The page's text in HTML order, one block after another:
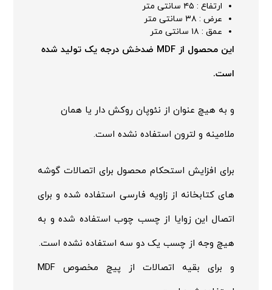
ارتفاع : ۴۵ سانتی متر
عرض : ۳۸ سانتی متر
عمق : ۱۸ سانتی متر
این محصول از MDF ضدخش درجه یک تولید شده
است.
و به هیچ عنوان از نئوپان روکش دار یا همان
ملامینه و لترون استفاده نشده است.
برای افزایش استحکام محصول برای اتصالات گوشه
های کتابخانه از زاویه فارسی استفاده شده و برای
اتصال این زوایا از چسب چوب استفاده شده و به
هیچ وجه از چسب یک دو سه استفاده نشده است.
و برای بقیه اتصالات از پیچ مخصوص MDF